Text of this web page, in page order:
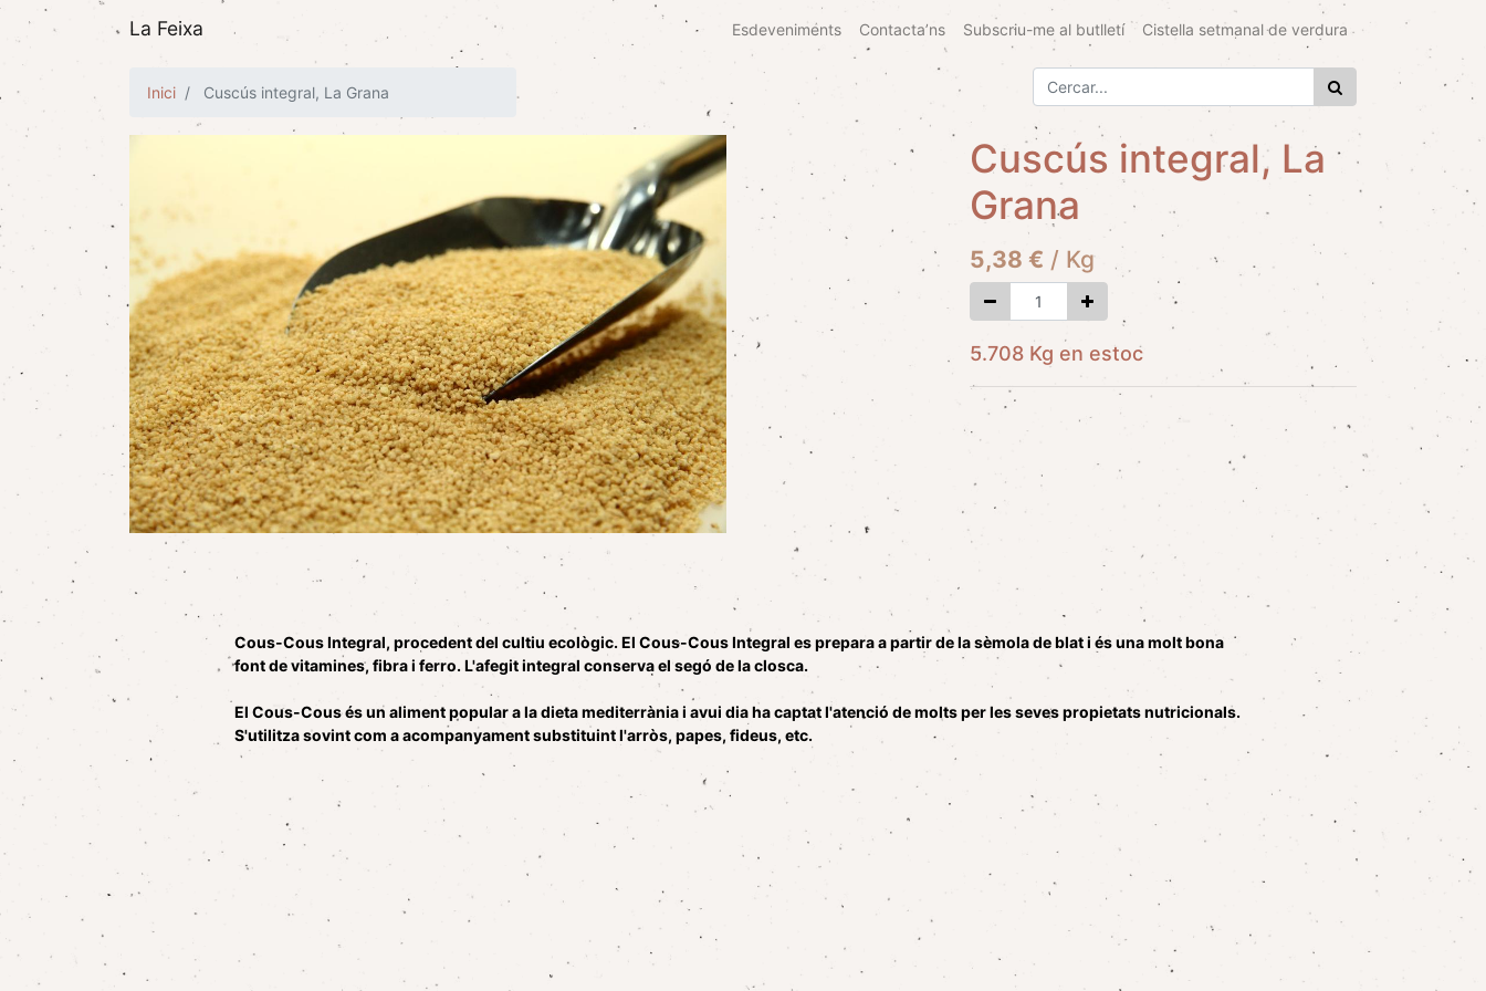
La Feixa Esdeveniments Contacta’ns Subscriu-me al butlletí Cistella setmanal de verdura
Inici Cuscús integral, La Grana
Cuscús integral, La
Grana
5,38 € / Kg
5.708 Kg en estoc
Cous-Cous Integral, procedent del cultiu ecològic. El Cous-Cous Integral es prepara a partir de la sèmola de blat i és una molt bona
font de vitamines, fibra i ferro. L'afegit integral conserva el segó de la closca.
El Cous-Cous és un aliment popular a la dieta mediterrània i avui dia ha captat l'atenció de molts per les seves propietats nutricionals.
S'utilitza sovint com a acompanyament substituint l'arròs, papes, fideus, etc.